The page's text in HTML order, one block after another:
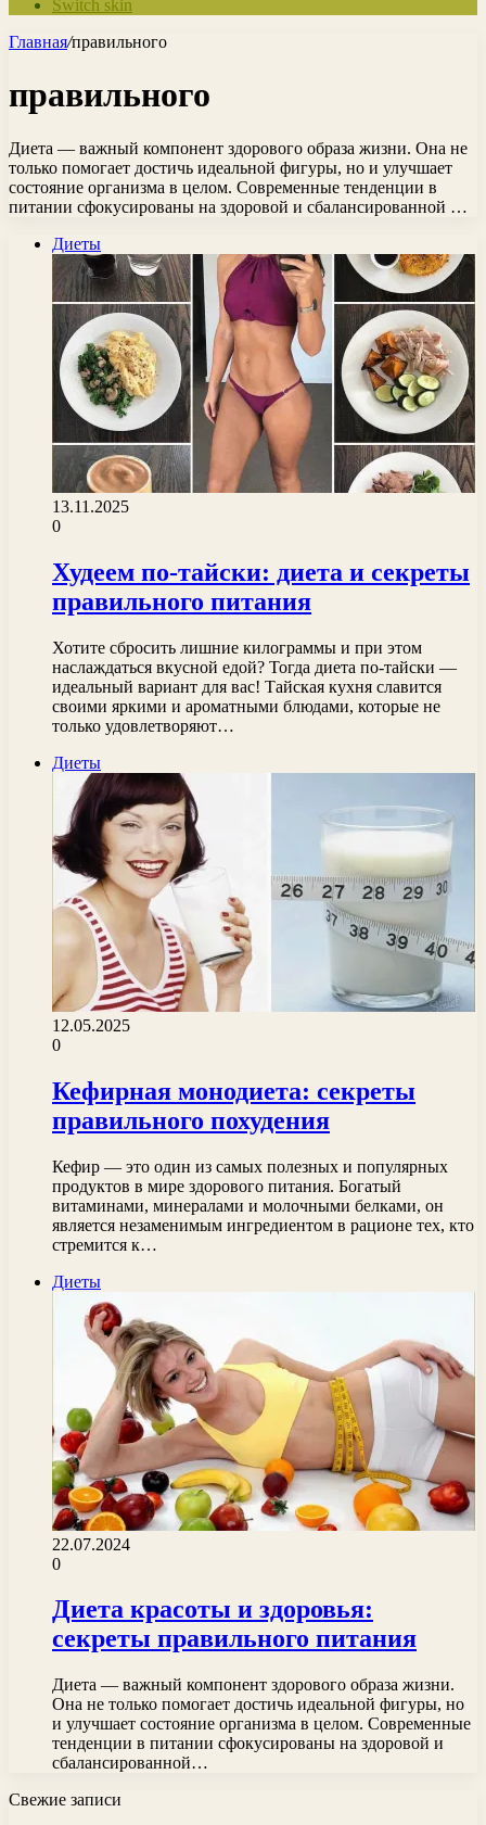
Switch skin
Главная/правильного
правильного
Диета — важный компонент здорового образа жизни. Она не
только помогает достичь идеальной фигуры, но и улучшает
состояние организма в целом. Современные тенденции в
питании сфокусированы на здоровой и сбалансированной …
Диеты
13.11.2025
0
Худеем по-тайски: диета и секреты
правильного питания
Хотите сбросить лишние килограммы и при этом
наслаждаться вкусной едой? Тогда диета по-тайски —
идеальный вариант для вас! Тайская кухня славится
своими яркими и ароматными блюдами, которые не
только удовлетворяют…
Диеты
12.05.2025
0
Кефирная монодиета: секреты
правильного похудения
Кефир — это один из самых полезных и популярных
продуктов в мире здорового питания. Богатый
витаминами, минералами и молочными белками, он
является незаменимым ингредиентом в рационе тех, кто
стремится к…
Диеты
22.07.2024
0
Диета красоты и здоровья:
секреты правильного питания
Диета — важный компонент здорового образа жизни.
Она не только помогает достичь идеальной фигуры, но
и улучшает состояние организма в целом. Современные
тенденции в питании сфокусированы на здоровой и
сбалансированной…
Свежие записи